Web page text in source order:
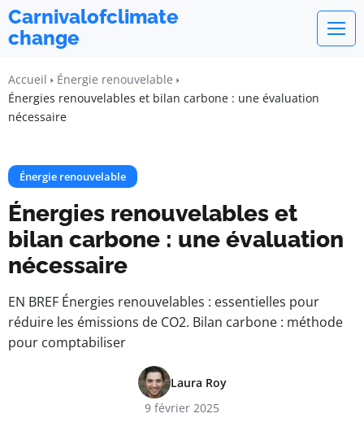
Carnivalofclimate
change
Accueil
Énergie renouvelable
Énergies renouvelables et bilan carbone : une évaluation
nécessaire
Énergie renouvelable
Énergies renouvelables et
bilan carbone : une évaluation
nécessaire
EN BREF Énergies renouvelables : essentielles pour
réduire les émissions de CO2. Bilan carbone : méthode
pour comptabiliser
Laura Roy
9 février 2025